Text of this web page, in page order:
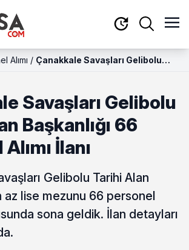
Alımı / Çanakkale Savaşları Gelibolu
Savaşları Gelibolu
Başkanlığı 66
İlanı
Gelibolu Tarihi Alan
az lise mezunu 66 personel
sona geldik. İlan detayları